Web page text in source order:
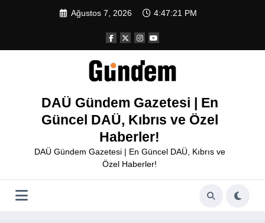
Ağustos 7, 2026 4:47:21 PM
DAÜ Gündem Gazetesi | En
Güncel DAÜ, Kıbrıs ve Özel
Haberler!
DAÜ Gündem Gazetesi | En Güncel DAÜ, Kıbrıs ve
Özel Haberler!